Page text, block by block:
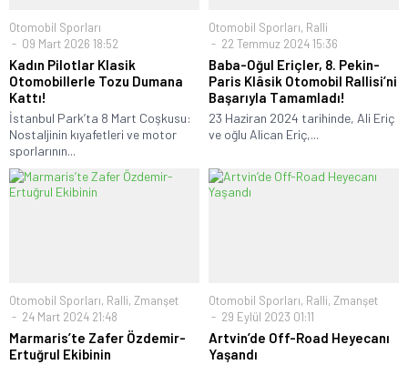
Otomobil Sporları
09 Mart 2026 18:52
Kadın Pilotlar Klasik
Otomobillerle Tozu Dumana
Kattı!
İstanbul Park’ta 8 Mart Coşkusu:
Nostaljinin kıyafetleri ve motor
sporlarının...
Otomobil Sporları, Ralli
22 Temmuz 2024 15:36
Baba-Oğul Eriçler, 8. Pekin-
Paris Klâsik Otomobil Rallisi’ni
Başarıyla Tamamladı!
23 Haziran 2024 tarihinde, Ali Eriç
ve oğlu Alican Eriç,...
Otomobil Sporları, Ralli, Zmanşet
24 Mart 2024 21:48
Marmaris’te Zafer Özdemir-
Ertuğrul Ekibinin
Otomobil Sporları, Ralli, Zmanşet
29 Eylül 2023 01:11
Artvin’de Off-Road Heyecanı
Yaşandı